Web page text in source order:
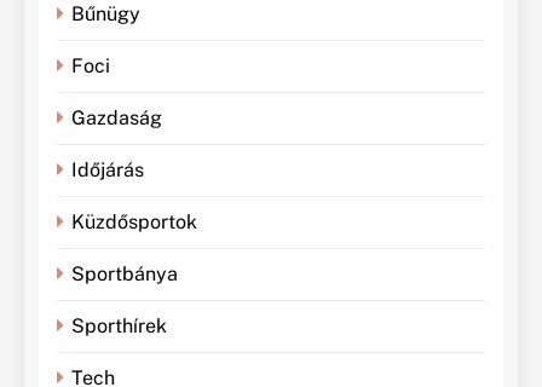
Bűnügy
Foci
Gazdaság
Időjárás
Küzdősportok
Sportbánya
Sporthírek
Tech